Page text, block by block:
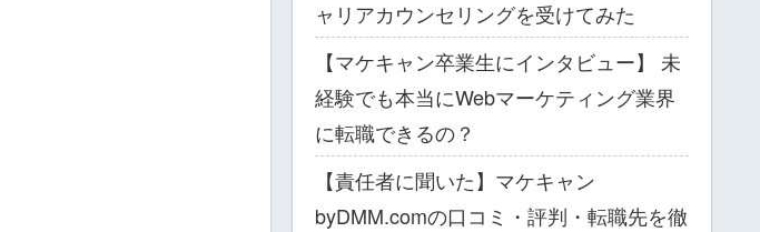
ャリアカウンセリングを受けてみた
【マケキャン卒業生にインタビュー】 未
経験でも本当にWebマーケティング業界
に転職できるの？
【責任者に聞いた】マケキャン
byDMM.comの口コミ・評判・転職先を徹